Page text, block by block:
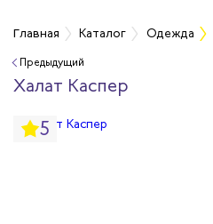
Главная Каталог Одежда
Предыдущий
Халат Каспер
5